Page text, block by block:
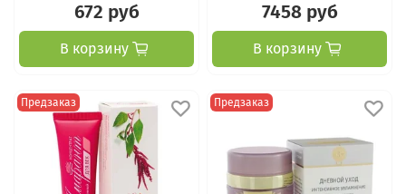
672 руб
В корзину
7458 руб
В корзину
Предзаказ Предзаказ